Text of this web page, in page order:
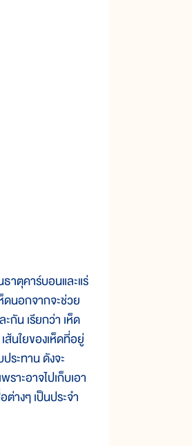
ตุคาร์บอนและแร่
ดนอกจากจะช่วย
น เรียกว่า เห็ด
ส้นใยของเห็ดที่อยู่
ระทาน ดังจะ
าะอาจไปเก็บเอา
างๆ เป็นประจำ